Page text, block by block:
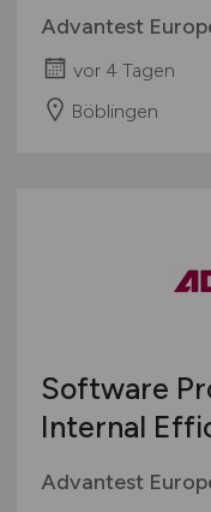
Advantest
vor 4 Tagen
Böblingen
Software
Internal
Advantest